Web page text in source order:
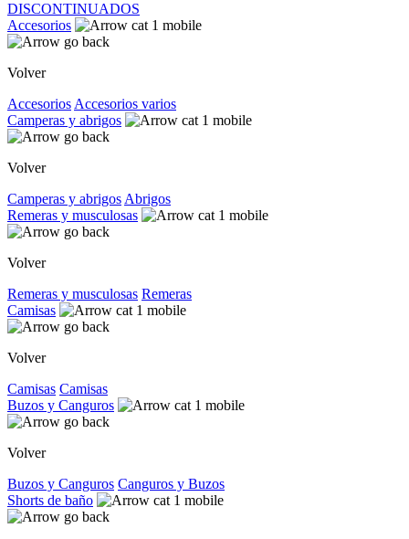
DISCONTINUADOS
Accesorios
Volver
Accesorios Accesorios varios
Camperas y abrigos
Volver
Camperas y abrigos Abrigos
Remeras y musculosas
Volver
Remeras y musculosas Remeras
Camisas
Volver
Camisas Camisas
Buzos y Canguros
Volver
Buzos y Canguros Canguros y Buzos
Shorts de baño